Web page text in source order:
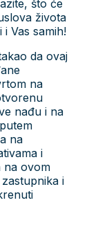
što će
života
i Vas samih!
da ovaj
na
nađu i na
na
i
na ovom
i